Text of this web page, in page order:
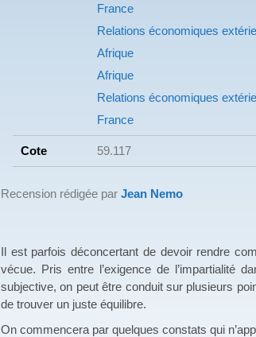
France
Relations économiques
Afrique
Afrique
Relations économiques
France
Cote 59.117
Recension rédigée par Jean Nemo
Il est parfois déconcertant de devoir rendre
vécue. Pris entre l’exigence de l’impartialité
subjective, on peut être conduit sur plusieurs
de trouver un juste équilibre.
On commencera par quelques constats qui